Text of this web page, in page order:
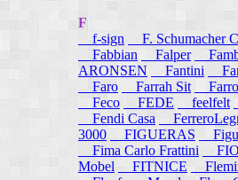
F
f-sign
F. Schumacher
Fabbian
Falper
ARONSEN
Fantini
Faro
Farrah Sit
Feco
FEDE feelfelt
Fendi Casa
3000
FIGUERAS
Fima Carlo Frattini
Mobel
FITNICE